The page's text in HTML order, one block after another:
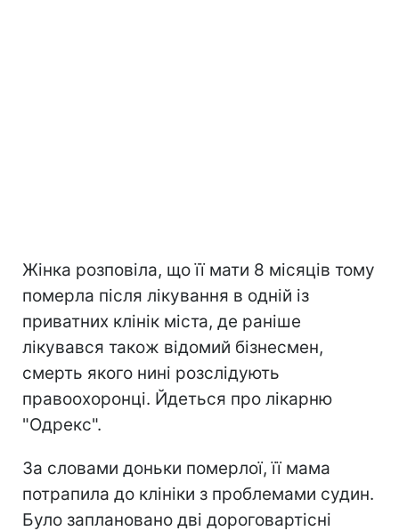
Жінка розповіла, що її мати 8 місяців тому
померла після лікування в одній із
приватних клінік міста, де раніше
лікувався також відомий бізнесмен,
смерть якого нині розслідують
правоохоронці. Йдеться про лікарню
"Одрекс".
За словами доньки померлої, її мама
потрапила до клініки з проблемами судин.
Було заплановано дві дороговартісні